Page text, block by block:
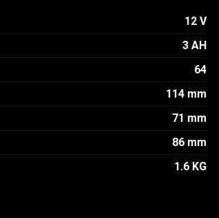
12 V
3 AH
64
114 mm
71 mm
86 mm
1.6 KG